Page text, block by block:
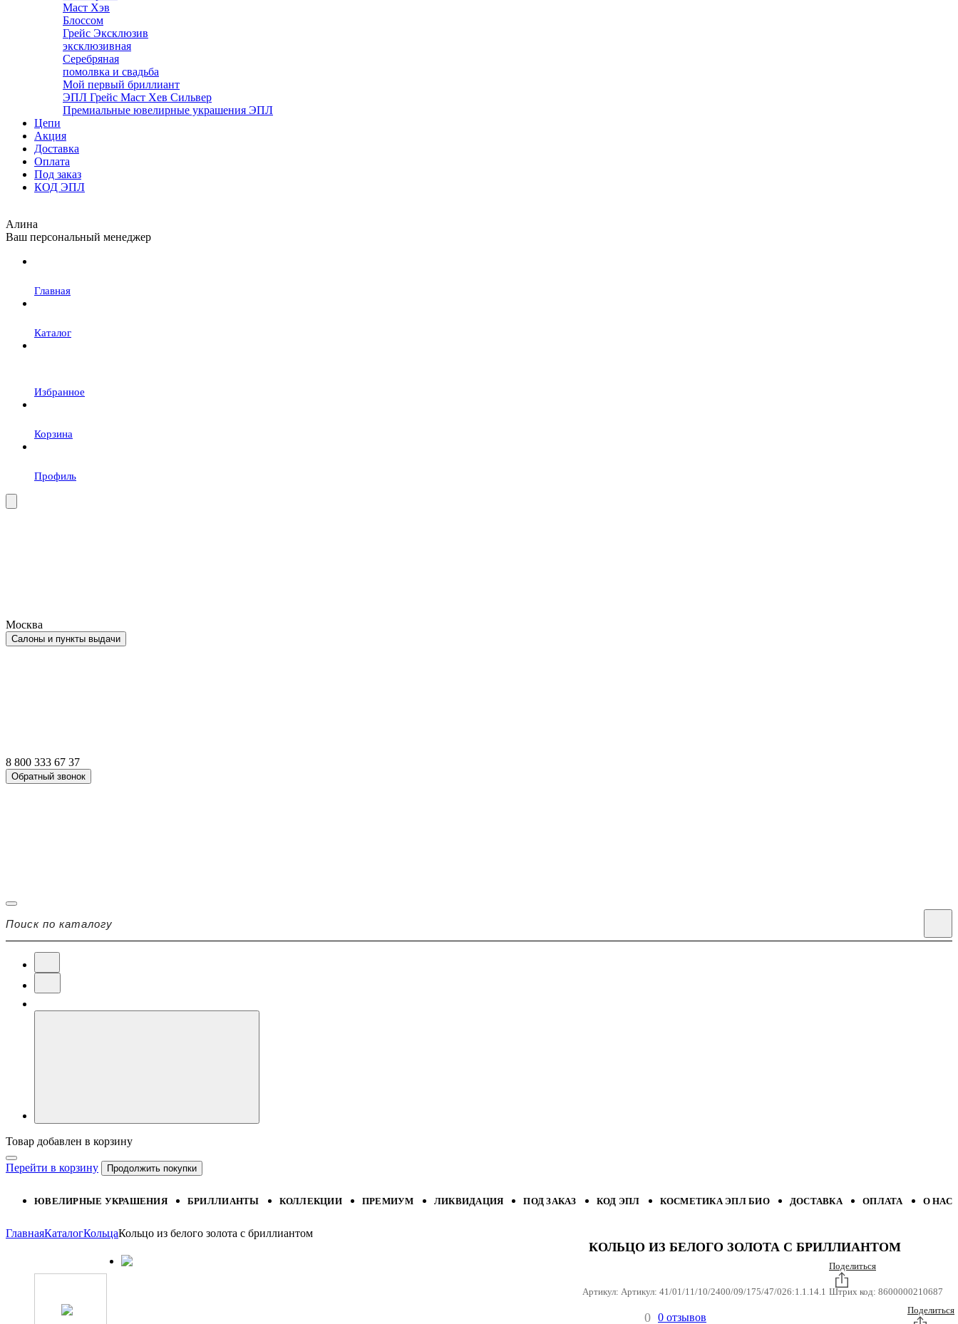
Маст Хэв
Блоссом
Грейс Эксклюзив
эксклюзивная
Серебряная
помолвка и свадьба
Мой первый бриллиант
ЭПЛ Грейс Маст Хев Сильвер
Премиальные ювелирные украшения ЭПЛ
Цепи
Акция
Доставка
Оплата
Под заказ
КОД ЭПЛ
Алина
Ваш персональный менеджер
Главная
Каталог
Избранное
Корзина
Профиль
Москва
Салоны и пункты выдачи
8 800 333 67 37
Обратный звонок
Товар добавлен в корзину
Перейти в корзину Продолжить покупки
ЮВЕЛИРНЫЕ УКРАШЕНИЯ БРИЛЛИАНТЫ КОЛЛЕКЦИИ ПРЕМИУМ ЛИКВИДАЦИЯ ПОД ЗАКАЗ КОД ЭПЛ КОСМЕТИКА ЭПЛ БИО ДОСТАВКА ОПЛАТА О НАС
ГлавнаяКаталогКольцаКольцо из белого золота с бриллиантом
КОЛЬЦО ИЗ БЕЛОГО ЗОЛОТА С БРИЛЛИАНТОМ
Артикул: Артикул: 41/01/11/10/2400/09/175/47/026:1.1.14.1
Поделиться
Штрих код: 8600000210687
0 0 отзывов
Поделиться